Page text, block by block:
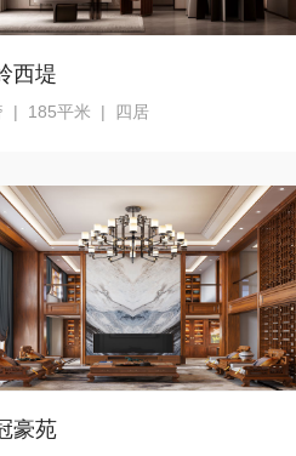
西堤
| 185平米 | 四居
豪苑